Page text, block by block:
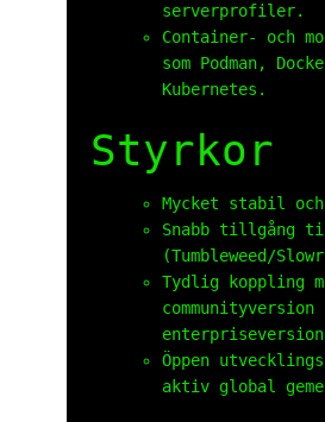
serverprofiler.
Container- och
som Podman,
Kubernetes.
Styrkor
Mycket stabil
Snabb tillgång
(Tumbleweed/
Tydlig koppling
communityversion
Öppen
aktiv global